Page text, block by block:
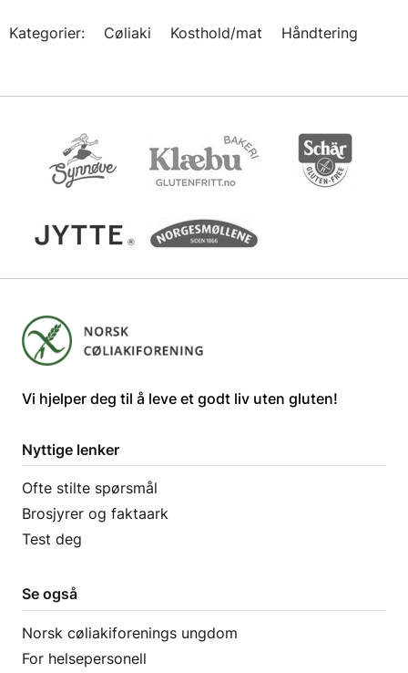
Kategorier: Cøliaki Kosthold/mat Håndtering
​​​​Vi hjelper deg til å leve et godt liv uten gluten! ​
Nyttige lenker
Ofte stilte spørsmål
Brosjyrer og faktaark
Test deg
Se også
Norsk cøliakiforenings ungdom
For helsepersonell